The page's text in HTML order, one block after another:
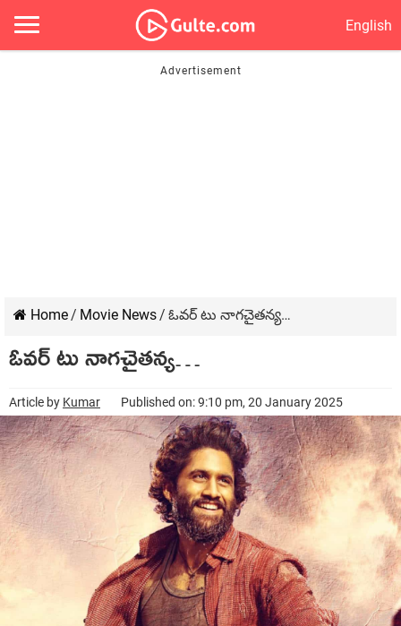
English
Home/ Movie News/ ఓవర్‌ టు నాగచైతన్య…
ఓవర్‌ టు నాగచైతన్య…
Article by Kumar Published on: 9:10 pm, 20 January 2025